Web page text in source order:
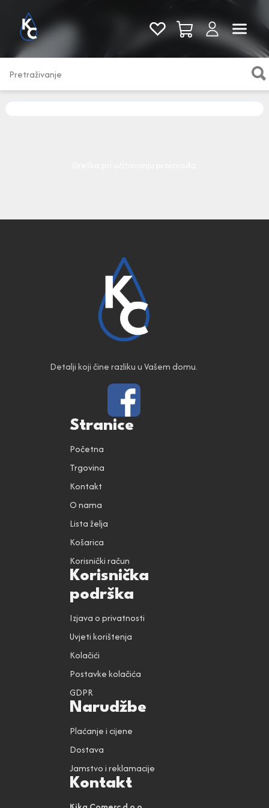
Pogledaj sve
Detalji koji čine razliku u Vašem domu.
Stranice
Početna
Trgovina
Kontakt
O nama
Lista želja
Košarica
Korisnički račun
Korisnička
podrška
Izjava o privatnosti
Uvjeti korištenja
Kolačići
Postavke kolačića
GDPR
Narudžbe
Plaćanje i cijene
Dostava
Jamstvo i reklamacije
Kontakt